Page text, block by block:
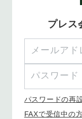
プレス
パスワードの再
FAXで受信中の